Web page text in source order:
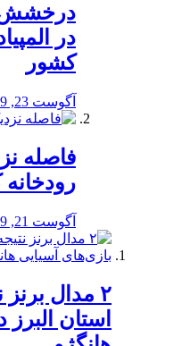
درخشش
در
کشور
آگوست 23, 2019
️فاصله
آگوست 21, 2019
استان